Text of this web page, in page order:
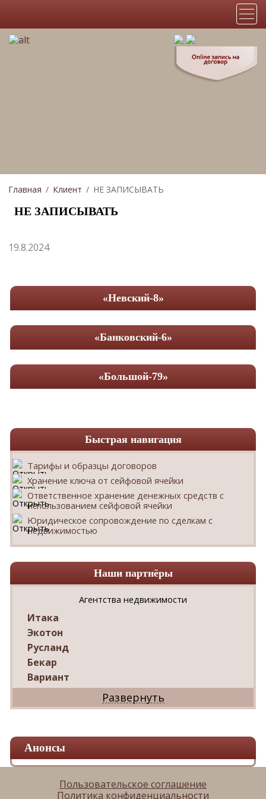
«Невский-8»
«Банковский-6»
«Большой-79»
Главная Клиент НЕ ЗАПИСЫВАТЬ
НЕ ЗАПИСЫВАТЬ
19.8.2024
Быстрая навигация
Тарифы и образцы договоров
Хранение ключа от сейфовой ячейки
Ответственное хранение денежных средств с
использованием сейфовой ячейки
Юридическое сопровождение по сделкам с
недвижимостью
Наши партнёры
Агентства недвижимости
Итака
Экотон
Русланд
Бекар
Вариант
Дриада
Реал
Ваш Дом
Александр
Мир квартир
Панорама
Анонсы
Пользовательское соглашение
Политика конфиденциальности